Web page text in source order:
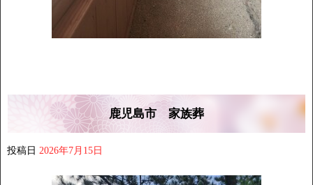
鹿児島市 家族葬
投稿日 2026年7月15日